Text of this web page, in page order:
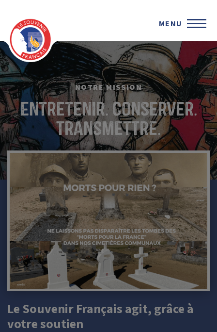
MENU
NOTRE MISSION
Entretenir. conserver.
Transmettre.
Le Souvenir Français agit, grâce à
votre soutien